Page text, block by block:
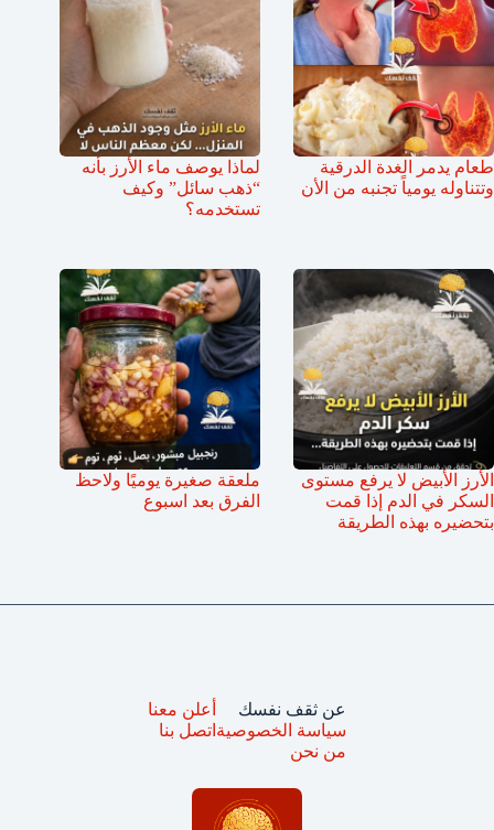
طعام يدمر الغدة الدرقية
وتتناوله يومياً تجنبه من الأن
لماذا يوصف ماء الأرز بأنه
“ذهب سائل” وكيف
تستخدمه؟
الأرز الأبيض لا يرفع مستوى
السكر في الدم إذا قمت
بتحضيره بهذه الطريقة
ملعقة صغيرة يوميًا ولاحظ
الفرق بعد اسبوع
عن ثقف نفسك
سياسة الخصوصية
من نحن
أعلن معنا
اتصل بنا